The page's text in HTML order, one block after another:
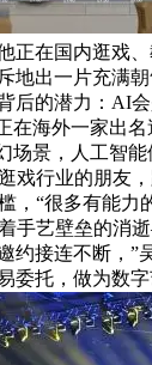
正在国内逛
出一片充满
后的潜力：AI
海外一家出
场景，人工
行业的朋友
“很多有能
手艺壁垒的
接连不断，
托，做为数